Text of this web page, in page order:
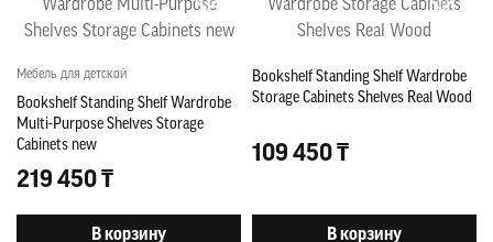
Мебель для детской
Bookshelf Standing Shelf Wardrobe
Multi-Purpose Shelves Storage
Cabinets new
219 450 ₸
В корзину
Bookshelf Standing Shelf Wardrobe
Storage Cabinets Shelves Real Wood
109 450 ₸
В корзину